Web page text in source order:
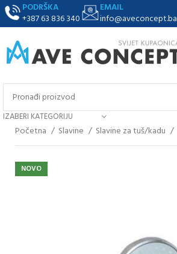
PODRŠKA
+387 63 836 340
EMAIL
info@aveconcept.ba
IZABERI KATEGORIJU
Početna Slavine Slavine za tuš/kadu
NOVO